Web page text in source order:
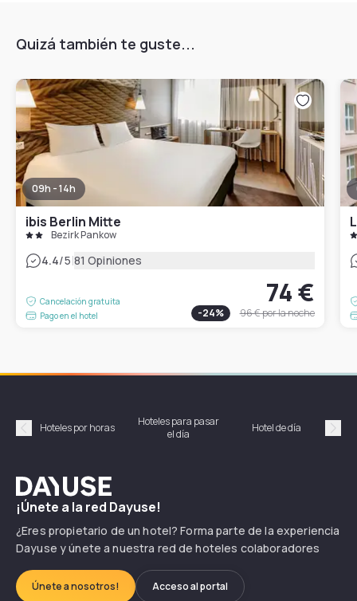
Quizá también te guste...
09h - 14h
ibis Berlin Mitte
Bezirk Pankow
4.4/5|81 Opiniones
Cancelación gratuita
Pago en el hotel
74 €
-24% 96 €por la noche
Précédent
Hoteles por horas
Hoteles para pasar
el día
Hotel de día
Dayuse
¡Únete a la red Dayuse!
¿Eres propietario de un hotel? Forma parte de la experiencia
Dayuse y únete a nuestra red de hoteles colaboradores
Únete a nosotros! Acceso al portal